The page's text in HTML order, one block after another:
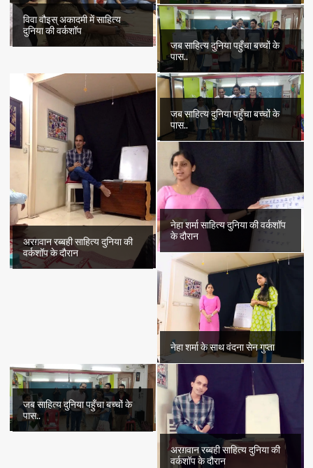
विवा वौइस् अकादमी में साहित्य
दुनिया की वर्कशॉप
जब साहित्य दुनिया पहुँचा बच्चों के
पास..
अरग़वान रब्बही साहित्य दुनिया की
वर्कशॉप के दौरान
जब साहित्य दुनिया पहुँचा बच्चों के
पास..
नेहा शर्मा साहित्य दुनिया की वर्कशॉप
के दौरान
नेहा शर्मा के साथ वंदना सेन गुप्ता
जब साहित्य दुनिया पहुँचा बच्चों के
पास..
अरग़वान रब्बही साहित्य दुनिया की
वर्कशॉप के दौरान